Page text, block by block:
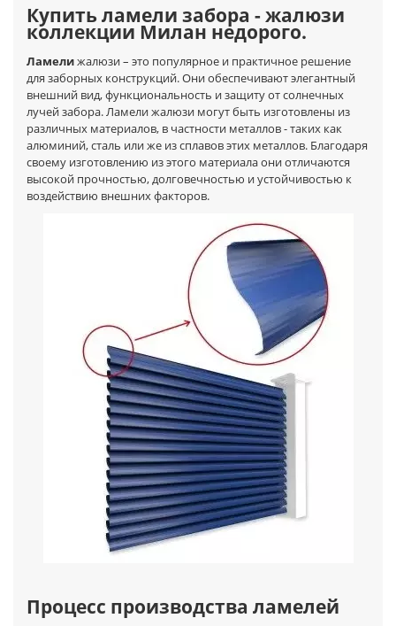
Купить ламели забора - жалюзи
коллекции Милан недорого.
Ламелижалюзи – это популярное и практичное решение
для заборных конструкций. Они обеспечивают элегантный
внешний вид, функциональность и защиту от солнечных
лучей забора. Ламели жалюзи могут быть изготовлены из
различных материалов, в частности металлов - таких как
алюминий, сталь или же из сплавов этих металлов. Благодаря
своему изготовлению из этого материала они отличаются
высокой прочностью, долговечностью и устойчивостью к
воздействию внешних факторов.
Процесс производства ламелей